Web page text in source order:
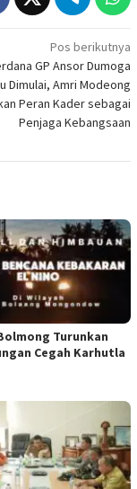
Pos berikutnya
GP Ansor Dumoga
Dimulai, Amri Modeong
Peran Kader sebagai
Penjaga Kebangsaan
Turunkan
Cegah Karhutla